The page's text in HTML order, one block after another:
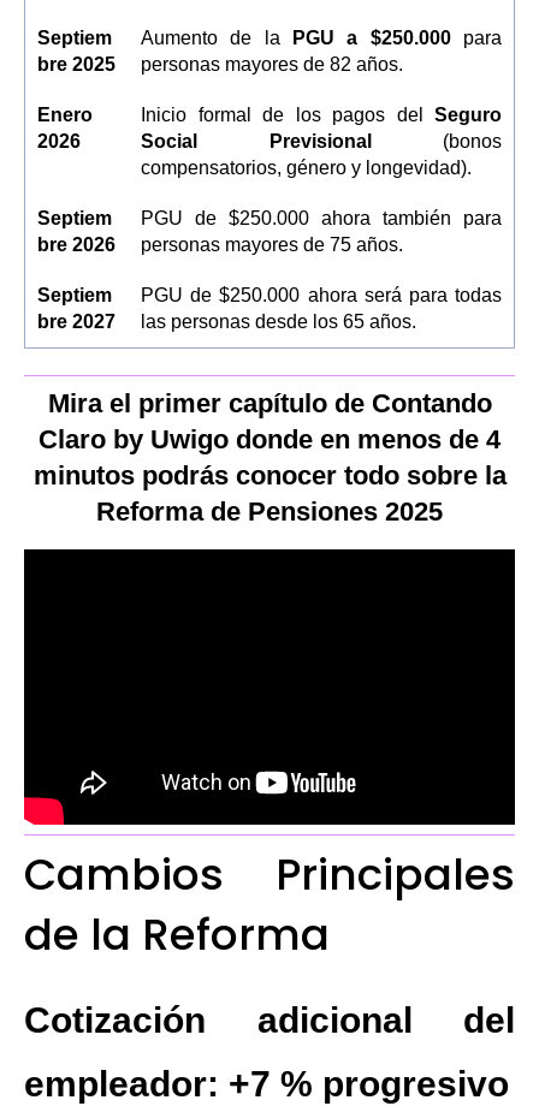
Septiem
bre 2025
Aumento de la PGU a $250.000para
personas mayores de 82 años.
Enero
2026
Inicio formal de los pagos del Seguro
Social Previsional
(bonos
compensatorios, género y longevidad).
Septiem
bre 2026
PGU de $250.000 ahora también para
personas mayores de 75 años.
Septiem
bre 2027
PGU de $250.000 ahora será para todas
las personas desde los 65 años.
Mira el primer capítulo de Contando
Claro by Uwigo donde en menos de 4
minutos podrás conocer todo sobre la
Reforma de Pensiones 2025
Cambios Principales
de la Reforma
Cotización adicional del
empleador: +7 % progresivo